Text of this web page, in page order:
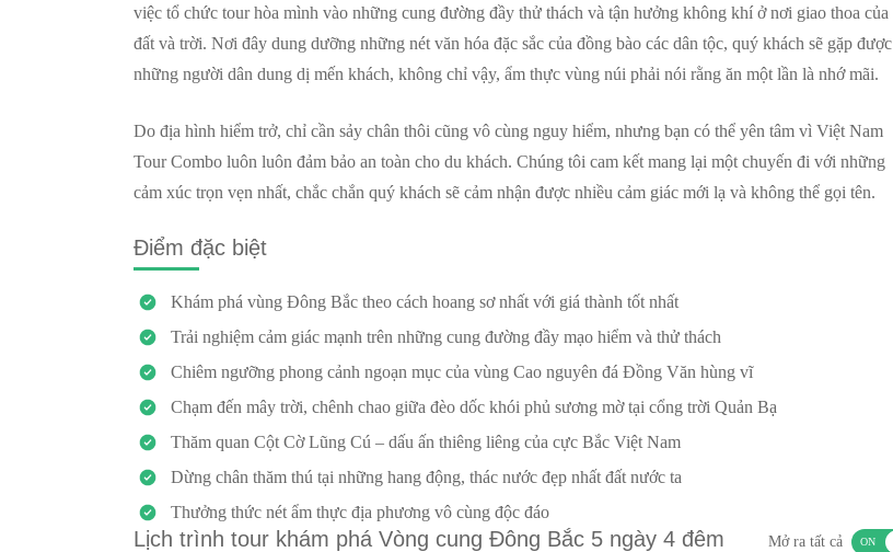
việc tổ chức tour hòa mình vào những cung đường đầy thử thách và tận hưởng không khí ở nơi giao thoa của
đất và trời. Nơi đây dung dưỡng những nét văn hóa đặc sắc của đồng bào các dân tộc, quý khách sẽ gặp được
những người dân dung dị mến khách, không chỉ vậy, ẩm thực vùng núi phải nói rằng ăn một lần là nhớ mãi.
Do địa hình hiểm trở, chỉ cần sảy chân thôi cũng vô cùng nguy hiểm, nhưng bạn có thể yên tâm vì Việt Nam
Tour Combo luôn luôn đảm bảo an toàn cho du khách. Chúng tôi cam kết mang lại một chuyến đi với những
cảm xúc trọn vẹn nhất, chắc chắn quý khách sẽ cảm nhận được nhiều cảm giác mới lạ và không thể gọi tên.
Điểm đặc biệt
Khám phá vùng Đông Bắc theo cách hoang sơ nhất với giá thành tốt nhất
Trải nghiệm cảm giác mạnh trên những cung đường đầy mạo hiểm và thử thách
Chiêm ngưỡng phong cảnh ngoạn mục của vùng Cao nguyên đá Đồng Văn hùng vĩ
Chạm đến mây trời, chênh chao giữa đèo dốc khói phủ sương mờ tại cổng trời Quản Bạ
Thăm quan Cột Cờ Lũng Cú – dấu ấn thiêng liêng của cực Bắc Việt Nam
Dừng chân thăm thú tại những hang động, thác nước đẹp nhất đất nước ta
Thưởng thức nét ẩm thực địa phương vô cùng độc đáo
Lịch trình tour khám phá Vòng cung Đông Bắc 5 ngày 4 đêm Mở ra tất cả